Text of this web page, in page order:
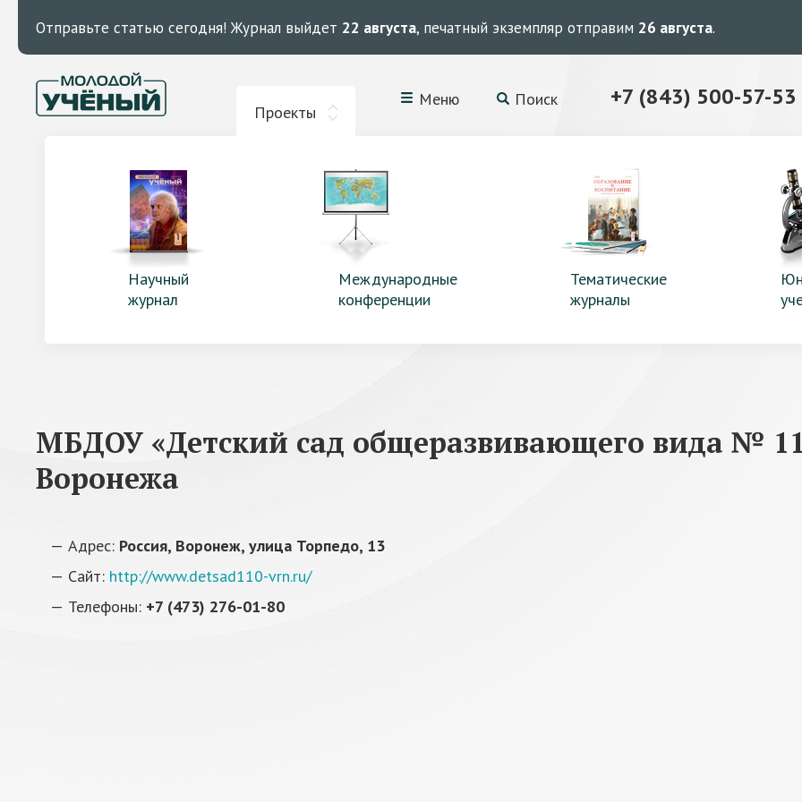
Отправьте статью сегодня! Журнал выйдет 22 августа, печатный экземпляр отправим 26 августа.
Проекты
Меню Поиск +7 (843) 500-57-53
Научный
журнал
Международные
конференции
Тематические
журналы
МБДОУ «Детский сад общеразвивающего вида №
Воронежа
Адрес: Россия, Воронеж, улица Торпедо, 13
Сайт: http://www.detsad110-vrn.ru/
Телефоны: +7 (473) 276-01-80